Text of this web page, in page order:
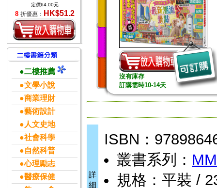
定價64.00元
8 折優惠： HK$51.2
●二樓推薦
●文學小說
●商業理財
●藝術設計
●人文史地
●社會科學
●自然科普
●心理勵志
●醫療保健
沒有庫存
訂購需時10-14天
詳
細
ISBN：
叢書系列：
規格：平裝 /